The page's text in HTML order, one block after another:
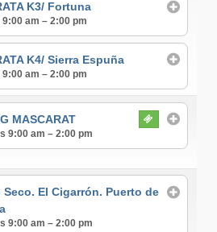
K3/ Fortuna
am – 2:00 pm
K4/ Sierra Espuña
am – 2:00 pm
MASCARAT
9:00 am – 2:00 pm
Seco. El Cigarrón. Puerto de
9:00 am – 2:00 pm